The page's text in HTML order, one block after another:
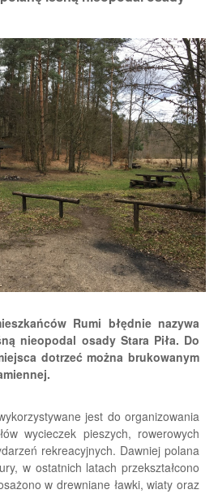
Rumi błędnie nazywa
nieopodal osady Stara Piła. Do
dotrzeć można brukowanym
jest do organizowania
wycieczek pieszych, rowerowych
rekreacyjnych. Dawniej polana
w ostatnich latach przekształcono
w drewniane ławki, wiaty oraz